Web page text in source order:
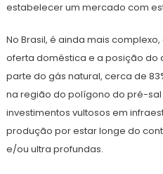
estabelecer um mercado com
No Brasil, é ainda mais
oferta doméstica e a posição do
parte do gás natural, cerca de
na região do polígono do pré-sal
investimentos vultosos em
produção por estar longe do
e/ou ultra profundas.